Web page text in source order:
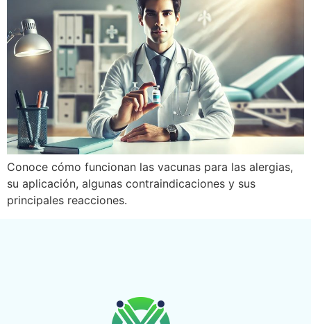
Conoce cómo funcionan las vacunas para las alergias,
su aplicación, algunas contraindicaciones y sus
principales reacciones.